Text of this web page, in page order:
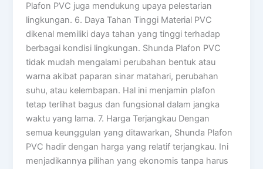
Plafon PVC juga mendukung upaya pelestarian
lingkungan. 6. Daya Tahan Tinggi Material PVC
dikenal memiliki daya tahan yang tinggi terhadap
berbagai kondisi lingkungan. Shunda Plafon PVC
tidak mudah mengalami perubahan bentuk atau
warna akibat paparan sinar matahari, perubahan
suhu, atau kelembapan. Hal ini menjamin plafon
tetap terlihat bagus dan fungsional dalam jangka
waktu yang lama. 7. Harga Terjangkau Dengan
semua keunggulan yang ditawarkan, Shunda Plafon
PVC hadir dengan harga yang relatif terjangkau. Ini
menjadikannya pilihan yang ekonomis tanpa harus